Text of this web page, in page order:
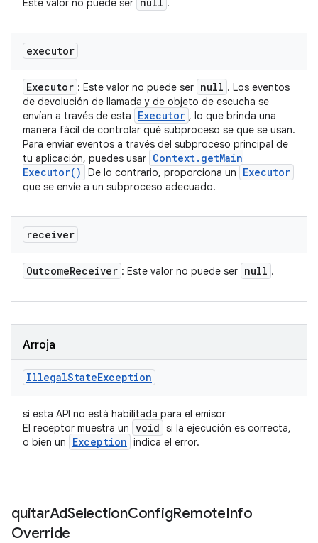
Este valor no puede ser
.
executor
Executor : Este valor no puede ser null . Los eventos
de devolución de llamada y de objeto de escucha se
envían a través de esta
Executor , lo que brinda una
manera fácil de controlar qué subproceso se que se usan.
Para enviar eventos a través del subproceso principal de
tu aplicación, puedes usar Context. getMain
Executor( ) De lo contrario, proporciona un Executor
que se envíe a un subproceso adecuado.
receiver
OutcomeReceiver : Este valor no puede ser null .
Arroja
IllegalStateException
si esta API no está habilitada para el emisor
El receptor muestra un void si la ejecución es correcta,
o bien un
Exception indica el error.
quitarAdSelectionConfigRemoteInfo
Override